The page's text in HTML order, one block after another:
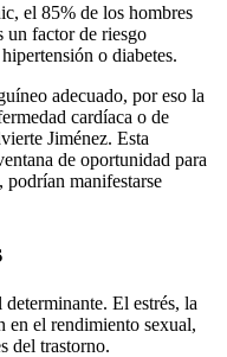
el 85% de los hombres
un factor de riesgo
o diabetes.
adecuado, por eso la
cardíaca o de
Jiménez. Esta
de oportunidad para
podrían manifestarse
El estrés, la
en el rendimiento sexual,
del trastorno.